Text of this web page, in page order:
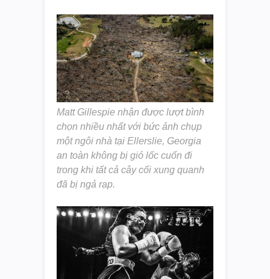
Matt Gillespie nhận được lượt bình
chọn nhiều nhất với bức ảnh chụp
một ngôi nhà tại Ellerslie, Georgia
an toàn không bị gió lốc cuốn đi
trong khi tất cả cây cối xung quanh
đã bị ngả rạp.